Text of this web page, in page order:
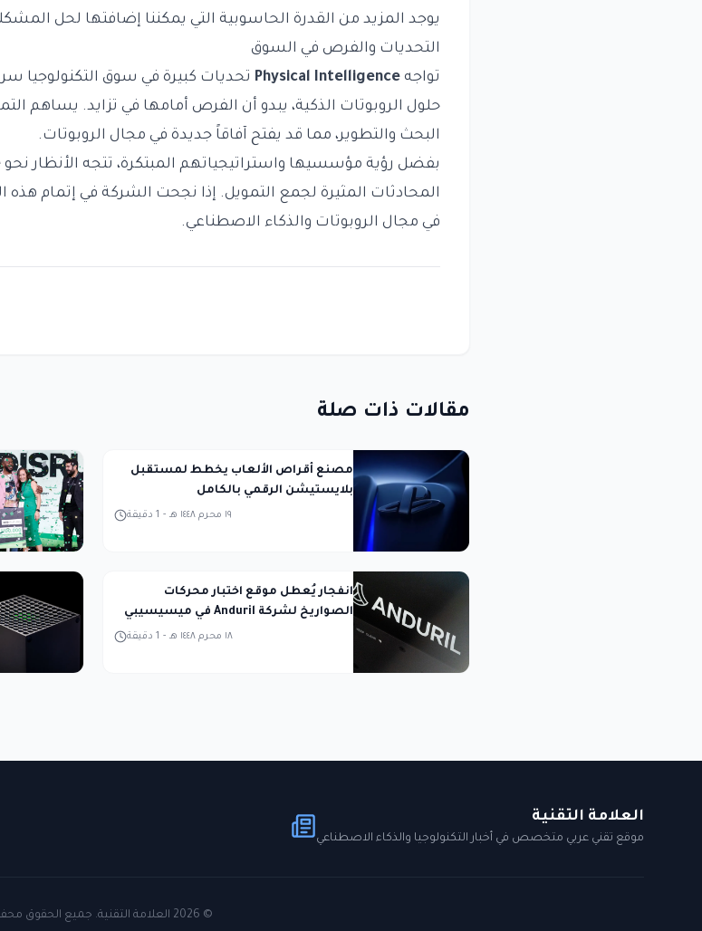
يوجد المزيد من القدرة الحاسوبية التي يمكننا إضافتها لحل
التحديات والفرص في السوق
تواجه Physical Intelligence تحديات كبيرة في سوق التكنولوجيا
حلول الروبوتات الذكية، يبدو أن الفرص أمامها في تزايد. يساهم
البحث والتطوير، مما قد يفتح آفاقاً جديدة في مجال الروبوتات.
بفضل رؤية مؤسسيها واستراتيجياتهم المبتكرة، تتجه الأنظار نحو
المحادثات المثيرة لجمع التمويل. إذا نجحت الشركة في إتمام هذه
في مجال الروبوتات والذكاء الاصطناعي.
مقالات ذات صلة
مصنع أقراص الألعاب يخطط لمستقبل
بلايستيشن الرقمي بالكامل
1 دقيقة - ١٩ محرم ١٤٤٨ هـ
انفجار يُعطل موقع اختبار محركات
الصواريخ لشركة Anduril في ميسيسيبي
1 دقيقة - ١٨ محرم ١٤٤٨ هـ
العلامة التقنية
موقع تقني عربي متخصص في أخبار التكنولوجيا والذكاء الاصطناعي
©
2026 العلامة التقنية. جميع الحقوق